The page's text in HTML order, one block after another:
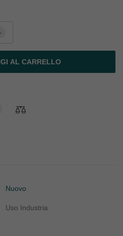
AL CARRELLO
Nuovo
Uso Industria